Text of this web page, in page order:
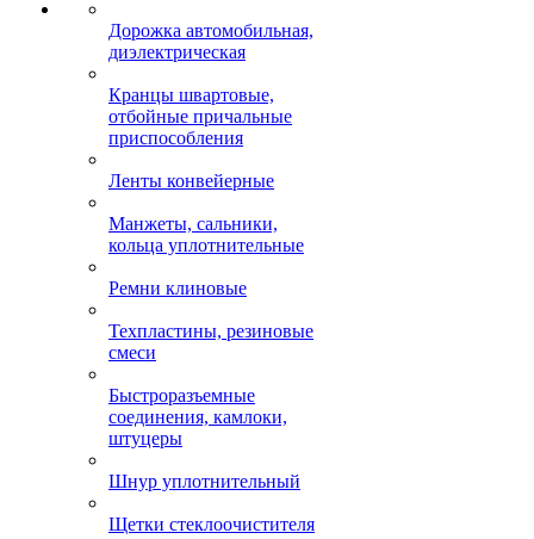
Дорожка автомобильная,
диэлектрическая
Кранцы швартовые,
отбойные причальные
приспособления
Ленты конвейерные
Манжеты, сальники,
кольца уплотнительные
Ремни клиновые
Техпластины, резиновые
смеси
Быстроразъемные
соединения, камлоки,
штуцеры
Шнур уплотнительный
Щетки стеклоочистителя